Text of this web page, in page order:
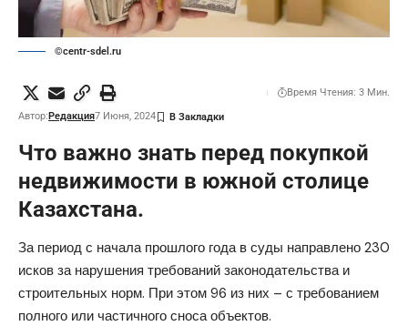
©centr-sdel.ru
Автор:Редакция7 Июня, 2024
Время Чтения: 3 Мин.
Что важно знать перед покупкой
недвижимости в южной столице
Казахстана.
За период с начала прошлого года в суды направлено 230
исков за нарушения требований законодательства и
строительных норм. При этом 96 из них – с требованием
полного или частичного сноса объектов.